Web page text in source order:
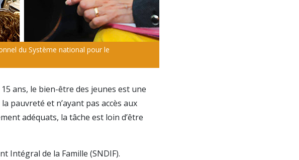
du Système national pour le
ans, le bien-être des jeunes est une
pauvreté et n’ayant pas accès aux
adéquats, la tâche est loin d’être
Intégral de la Famille (SNDIF).